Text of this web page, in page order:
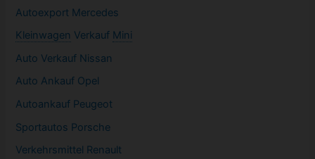
Autoexport Mercedes
Kleinwagen Verkauf Mini
Auto Verkauf Nissan
Auto Ankauf Opel
Autoankauf Peugeot
Sportautos Porsche
Verkehrsmittel Renault